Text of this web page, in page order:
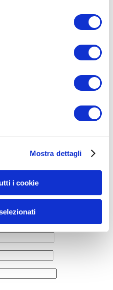
Mostra dettagli
i cookie
Lorenzo